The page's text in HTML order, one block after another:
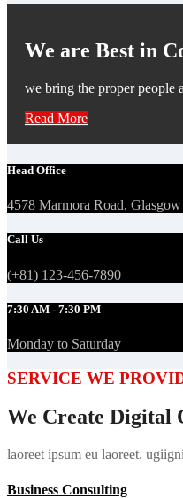
We are Best in
we bring the proper people
Read More
Head Office
4578 Marmora Road, Glasgow
Call Us
(+81) 123-456-7890
7:30 AM - 7:30 PM
Monday to Saturday
SERVICE WE
We Create Digital
laoreet ipsum eu laoreet.
Business Consulting